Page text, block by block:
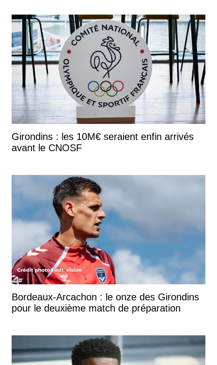
Girondins : les 10M€ seraient enfin arrivés
avant le CNOSF
Bordeaux-Arcachon : le onze des Girondins
pour le deuxième match de préparation